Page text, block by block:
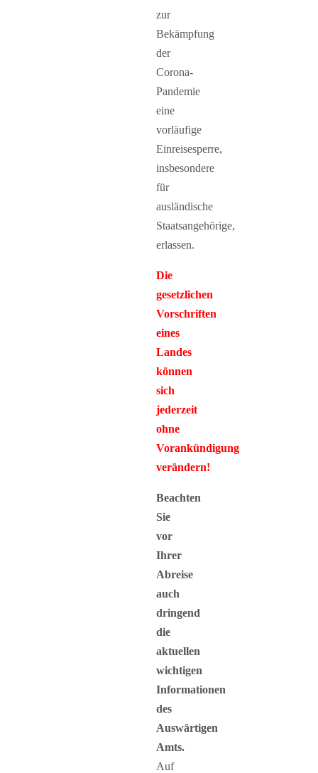
zur
Bekämpfung
der
Corona-
Pandemie
eine
vorläufige
Einreisesperre,
insbesondere
für
ausländische
Staatsangehörige,
erlassen.
Die
gesetzlichen
Vorschriften
eines
Landes
können
sich
jederzeit
ohne
Vorankündigung
verändern!
Beachten
Sie
vor
Ihrer
Abreise
auch
dringend
die
aktuellen
wichtigen
Informationen
des
Auswärtigen
Amts.
Auf